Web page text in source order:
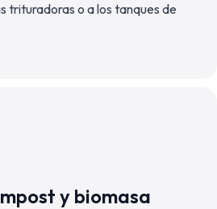
trituradoras o a los tanques de
y biomasa